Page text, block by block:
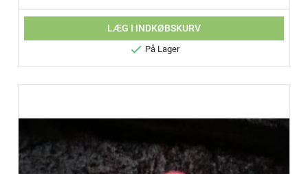
LÆG I INDKØBSKURV
 På Lager